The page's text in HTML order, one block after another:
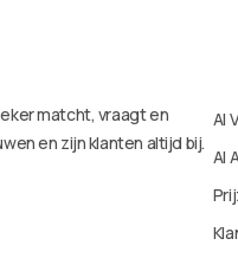
matcht, vraagt en
en zijn klanten altijd bij.
AI
AI